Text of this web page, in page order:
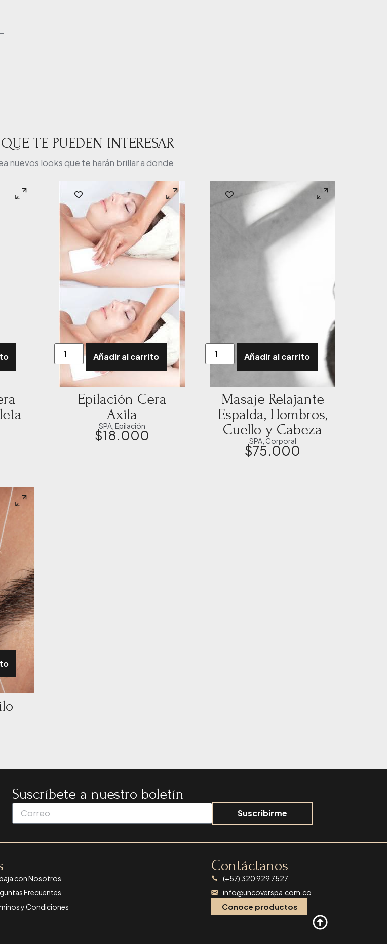
TE PUEDEN INTERESAR
nuevos looks que te harán brillar a donde
Añadir al carrito
Epilación Cera
Axila
SPA, Epilación
$18.000
Añadir al carrito
Masaje Relajante
Espalda, Hombros,
Cuello y Cabeza
SPA, Corporal
$75.000
Suscríbete a nuestro boletín
Suscribirme
con Nosotros
Frecuentes
y Condiciones
Contáctanos
(+57) 320 929 7527
info@uncoverspa.com.co
Conoce productos